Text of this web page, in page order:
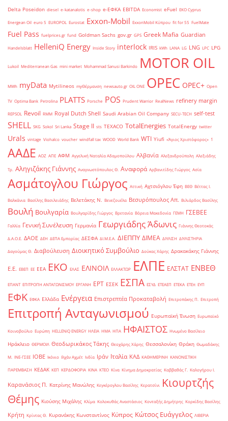
Delta Poseidon diesel e-katanalotis e-shop e-ΕΦΚΑ EBITDA Economist eFuel EKO Cyprus
Energean Oil euro 5 EUROPOL Eurostat Exxon-Mobil ExxonMobil Κύπρου fit for 55 FuelMate
Fuel Pass fuelprices.gr fund Goldman Sachs gov.gr GPS Greek Mafia Guardian
Handelsblatt HelleniQ Energy Inside Story interlock IRIS kWh LANA LG LNG LPC LPG
Lukoil Mediterranean Gas mini market Mohammad Sanusi Barkindo MOTOR OIL
MWh myData Mytilineos myΘέρμανση newsauto.gr OIL ONE OPEC OPEC+ Open
TV Optima Bank Petrolina PLATTS Porsche POS Prudent Warrior RealNews refinery margin
REPSOL Revoil RMM Royal Dutch Shell Saudi Arabian Oil Company SECU-TECH self-test
SHELL SKG Sokol Sri Lanka Stage II sts TEXACO TotalEnergies TotalEnergy twitter
Urals vintage Viohalco voucher windfall tax WOOD World Bank WTI Yiufi «Άγιος Χριστόφορος» ΄1
ΑΑΔΕ ΑΟΖ ΑΠΕ ΑΦΜ Αγγελική Ναταλία Αδαμοπούλου Αλβανία Αλεξανδρούπολη Αλεξιάδης
Τρ. Αληγιζάκης Γιάννης Αναγνωστόπουλος Θ. Αναφορά Αρβανιτίδης Γιώργος Ασία
Ασμάτογλου Γιώργος Αττική Αχτσιόγλου Έφη ΒΕΘ Βέττας Ι.
Βαλκάνια Βασίλης Βασιλειάδης Βελετάκης Ν. Βενεζουέλα Βεσυρόπουλος Απ. Βιλιάρδος Βασίλης
Βουλή Βουλγαρία Βουλγαρίδης Γιώργος Βρετανία Βόρεια Μακεδονία ΓΕΜΗ ΓΣΕΒΕΕ
Γαλλία Γενική Συνέλευση Γερμανία Γεωργιάδης Άδωνις Γιάννης Θεοτοκάς
Δ.Α.Ο.Ε. ΔΑΟΕ ΔΕΗ ΔΕΠΑ Εμπορίας ΔΕΣΦΑ ΔΙ.Μ.Ε.Α. ΔΙΕΠΠΥ ΔΙΜΕΑ ΔΙΥΛΙΣΗ ΔΙΥΛΙΣΤΗΡΙΑ
Δαγούμας Θ. Διαβούλευση Διοικητικό Συμβούλιο Δούκας Χάρης Δρακακάκης Γιάννης
Ε.Ε. ΕΒΕΠ ΕΕ ΕΕΑ ΕΚΟ ΕΛΑΣ ΕΛΙΝΟΙΛ ΕΛΛΑΚΤΩΡ ΕΛΠΕ ΕΛΣΤΑΤ ΕΝΒΕΘ
ΕΠΑΝΤ ΕΠΙΤΡΟΠΗ ΑΝΤΑΓΩΝΙΣΜΟΥ ΕΡΓΑΝΗ ΕΡΤ ΕΣΕΚ ΕΣΠΑ ΕΣΥΔ ΕΤΕΑΕΠ ΕΤΕΚΑ ΕΤΕπ ΕΥΠ
ΕΦΚ ΕΦΚΑ Ελλάδα Ενέργεια Επιστρεπτέα Προκαταβολή Επιτροπάκης Π. Επιτροπή
Επιτροπή Ανταγωνισμού Ευρωπαϊκή Ένωση Ευρωπαϊκό
Κοινοβούλιο Ευρώπη ΗELLENiQ ENERGY ΗΛΕΙΑ ΗΜΑ ΗΠΑ ΗΦΑΙΣΤΟΣ Ηνωμένο Βασίλειο
Ηράκλειο ΘΕΡΜΟΙΛ Θεοδωρικάκος Τάκης Θεοχάρης Χάρης Θεσσαλονίκη Θράκη Θωμαδάκης
Μ. ΙΝΕ-ΓΣΕΕ ΙΟΒΕ Ικόνιο Ιλχάν Αχμέτ Ινδία Ιράν Ιταλία ΚΑΔ ΚΑΘΗΜΕΡΙΝΗ ΚΑΝΟΝΙΣΤΙΚΗ
ΠΑΡΕΜΒΑΣΗ ΚΕΔΑΚ ΚΕΠ ΚΕΡΔΟΦΟΡΙΑ ΚΙΝΑ ΚΤΕΟ Κίνα Κίνημα Δημοκρατίας Καββαθάς Γ. Καλογήρου Ι.
Καρανάσιος Π. Κατρίνης Μανώλης Κεγκέρογλου Βασίλης Κερατσίνι
Κιουρτζής
Θέμης Κιούσης Μιχάλης Κλίμα Κολοκυθάς Αναστάσιος Κονταξής Δημήτρης Κορκίδης Βασίλης
Κρήτη Κρίντας Θ. Κυρανάκης Κωνσταντίνος Κύπρος Κώτσος Ευάγγελος ΛΙΒΕΡΙΑ